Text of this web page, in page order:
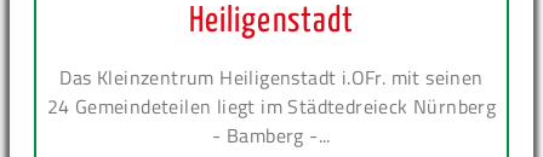
Heiligenstadt
Das Kleinzentrum Heiligenstadt i.OFr. mit seinen
24 Gemeindeteilen liegt im Städtedreieck Nürnberg
- Bamberg -...